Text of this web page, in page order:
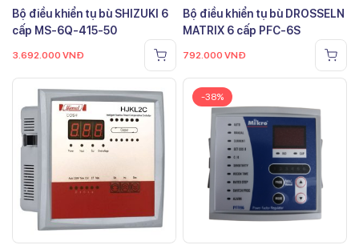
Bộ điều khiển tụ bù SHIZUKI 6
cấp MS-6Q-415-50
3.692.000 VNĐ
Bộ điều khiển tụ bù DROSSELN
MATRIX 6 cấp PFC-6S
792.000 VNĐ
-38%